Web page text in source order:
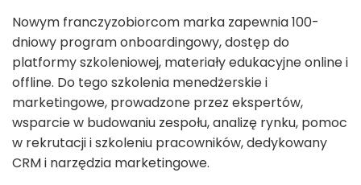
Nowym franczyzobiorcom marka zapewnia 100-
dniowy program onboardingowy, dostęp do
platformy szkoleniowej, materiały edukacyjne online i
offline. Do tego szkolenia menedżerskie i
marketingowe, prowadzone przez ekspertów,
wsparcie w budowaniu zespołu, analizę rynku, pomoc
w rekrutacji i szkoleniu pracowników, dedykowany
CRM i narzędzia marketingowe.